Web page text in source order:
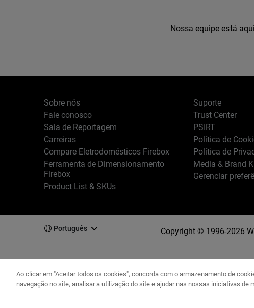
Nossa equipe está
Sobre nós
Fale conosco
Sala de Reportagem
Carreiras
Compare Eletrodomésticos Firebox
Ferramenta de Dimensionamento
Firebox
Product List & SKUs
Suporte
Trust Center
PSIRT
Política de
Política de
Media & Brand
Gerenciar
Português Copyright © 1996-2026
Ao clicar em "Aceitar todos os cookies", concorda com o armazenamento de
navegação no site, analisar a utilização do site e ajudar nas nossas iniciativas de